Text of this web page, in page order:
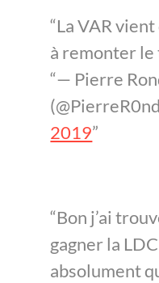
La VAR
à remonter
— Pierre
2019
Bon j’ai
gagner la
absolument